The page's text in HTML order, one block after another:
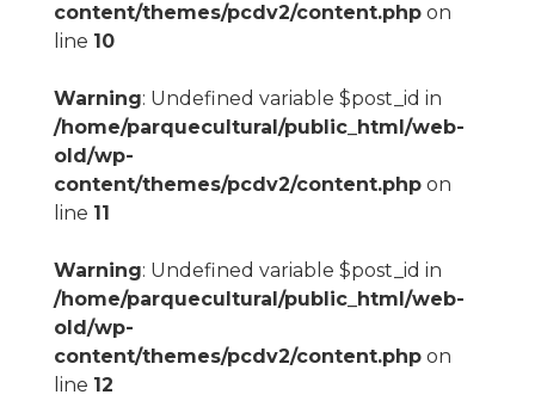
content/themes/pcdv2/content.phpon
line 10
Warning: Undefined variable $post_id in
/home/parquecultural/public_html/web-
old/wp-
content/themes/pcdv2/content.phpon
line 11
Warning: Undefined variable $post_id in
/home/parquecultural/public_html/web-
old/wp-
content/themes/pcdv2/content.phpon
line 12